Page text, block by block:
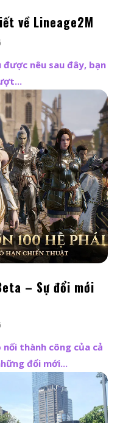
về Lineage2M
nêu sau đây, bạn
– Sự đổi mới
thành công của cả
đổi mới...